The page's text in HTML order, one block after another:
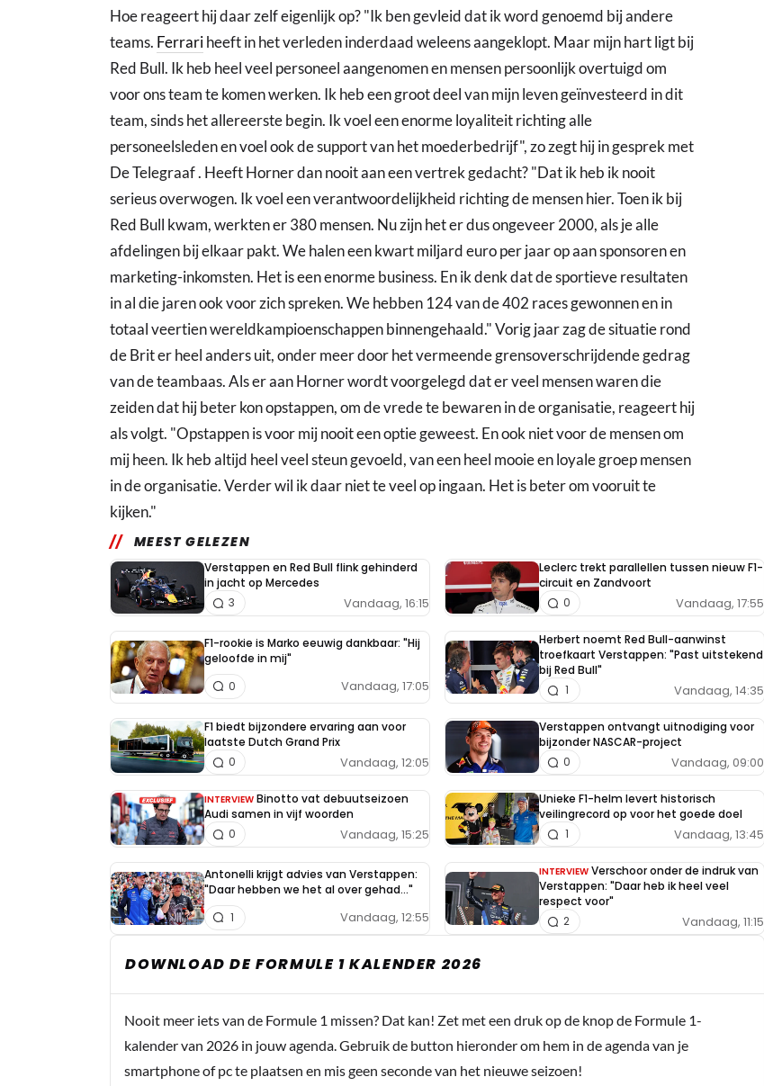
Hoe reageert hij daar zelf eigenlijk op? "Ik ben gevleid dat ik word genoemd bij andere
teams. Ferrariheeft in het verleden inderdaad weleens aangeklopt. Maar mijn hart ligt bij
Red Bull. Ik heb heel veel personeel aangenomen en mensen persoonlijk overtuigd om
voor ons team te komen werken. Ik heb een groot deel van mijn leven geïnvesteerd in dit
team, sinds het allereerste begin. Ik voel een enorme loyaliteit richting alle
personeelsleden en voel ook de support van het moederbedrijf", zo zegt hij in gesprek met
De Telegraaf . Heeft Horner dan nooit aan een vertrek gedacht? "Dat ik heb ik nooit
serieus overwogen. Ik voel een verantwoordelijkheid richting de mensen hier. Toen ik bij
Red Bull kwam, werkten er 380 mensen. Nu zijn het er dus ongeveer 2000, als je alle
afdelingen bij elkaar pakt. We halen een kwart miljard euro per jaar op aan sponsoren en
marketing-inkomsten. Het is een enorme business. En ik denk dat de sportieve resultaten
in al die jaren ook voor zich spreken. We hebben 124 van de 402 races gewonnen en in
totaal veertien wereldkampioenschappen binnengehaald." Vorig jaar zag de situatie rond
de Brit er heel anders uit, onder meer door het vermeende grensoverschrijdende gedrag
van de teambaas. Als er aan Horner wordt voorgelegd dat er veel mensen waren die
zeiden dat hij beter kon opstappen, om de vrede te bewaren in de organisatie, reageert hij
als volgt. "Opstappen is voor mij nooit een optie geweest. En ook niet voor de mensen om
mij heen. Ik heb altijd heel veel steun gevoeld, van een heel mooie en loyale groep mensen
in de organisatie. Verder wil ik daar niet te veel op ingaan. Het is beter om vooruit te
kijken."
MEEST GELEZEN
Verstappen en Red Bull flink gehinderd
in jacht op Mercedes
Vandaag, 16:15
3
Leclerc trekt parallellen tussen nieuw F1-
circuit en Zandvoort
Vandaag, 17:55
0
F1-rookie is Marko eeuwig dankbaar: "Hij
geloofde in mij"
Vandaag, 17:05
0
Herbert noemt Red Bull-aanwinst
troefkaart Verstappen: "Past uitstekend
bij Red Bull"
Vandaag, 14:35
1
F1 biedt bijzondere ervaring aan voor
laatste Dutch Grand Prix
Vandaag, 12:05
0
Verstappen ontvangt uitnodiging voor
bijzonder NASCAR-project
Vandaag, 09:00
0
INTERVIEW Binotto vat debuutseizoen
Audi samen in vijf woorden
Vandaag, 15:25
0
Unieke F1-helm levert historisch
veilingrecord op voor het goede doel
Vandaag, 13:45
1
Antonelli krijgt advies van Verstappen:
"Daar hebben we het al over gehad..."
Vandaag, 12:55
1
INTERVIEW Verschoor onder de indruk van
Verstappen: "Daar heb ik heel veel
respect voor"
Vandaag, 11:15
2
DOWNLOAD DE FORMULE 1 KALENDER 2026
Nooit meer iets van de Formule 1 missen? Dat kan! Zet met een druk op de knop de Formule 1-
kalender van 2026 in jouw agenda. Gebruik de button hieronder om hem in de agenda van je
smartphone of pc te plaatsen en mis geen seconde van het nieuwe seizoen!